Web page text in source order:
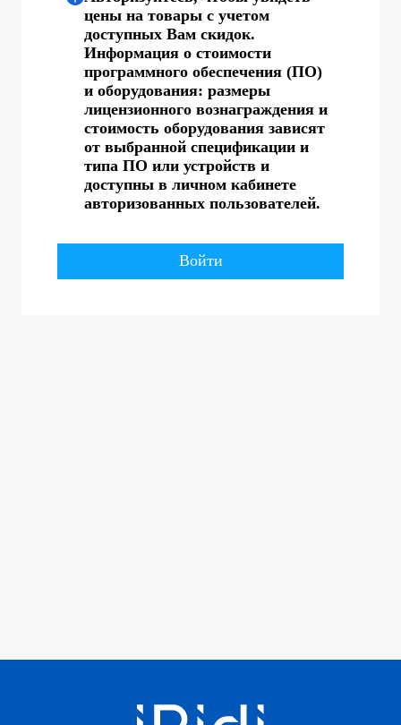
цены на товары с учетом
доступных Вам скидок.
Информация о стоимости
программного обеспечения (ПО)
и оборудования: размеры
лицензионного вознаграждения и
стоимость оборудования зависят
от выбранной спецификации и
типа ПО или устройств и
доступны в личном кабинете
авторизованных пользователей.
Войти